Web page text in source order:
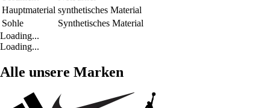
Hauptmaterial synthetisches Material
Sohle
Synthetisches Material
Loading...
Loading...
Alle unsere Marken